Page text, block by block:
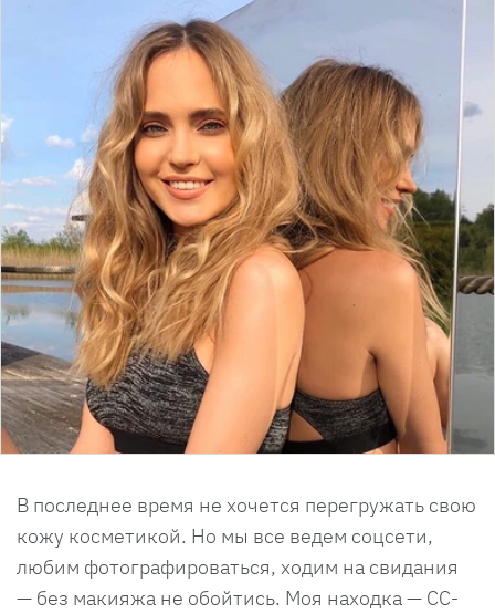
В последнее время не хочется перегружать свою
кожу косметикой. Но мы все ведем соцсети,
любим фотографироваться, ходим на свидания
— без макияжа не обойтись. Моя находка — СС-